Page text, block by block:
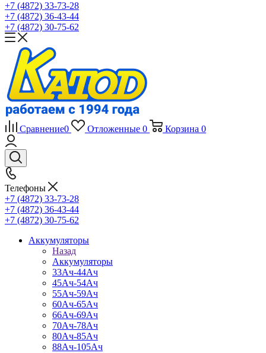
+7 (4872) 33-73-28
+7 (4872) 36-43-44
+7 (4872) 30-75-62
Сравнение0 Отложенные 0 Корзина 0
Телефоны
+7 (4872) 33-73-28
+7 (4872) 36-43-44
+7 (4872) 30-75-62
Аккумуляторы
Назад
Аккумуляторы
33Ач-44Ач
45Ач-54Ач
55Ач-59Ач
60Ач-65Ач
66Ач-69Ач
70Ач-78Ач
80Ач-85Ач
88Ач-105Ач